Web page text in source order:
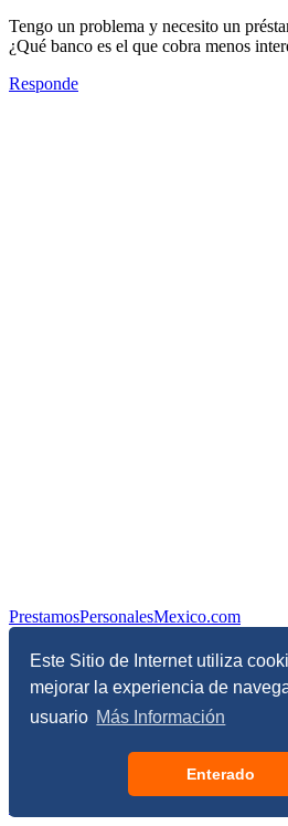
Este Sitio de Internet utiliza
mejorar la experiencia de
usuario Más Información
Enterado
Tengo un problema y necesito un
¿Qué banco es el que cobra menos
Responde
PrestamosPersonalesMexico.com
Información sobre Finanzas
© Copyright 2017 - 2026 - Todos los
Términos, Condiciones y Políticas de